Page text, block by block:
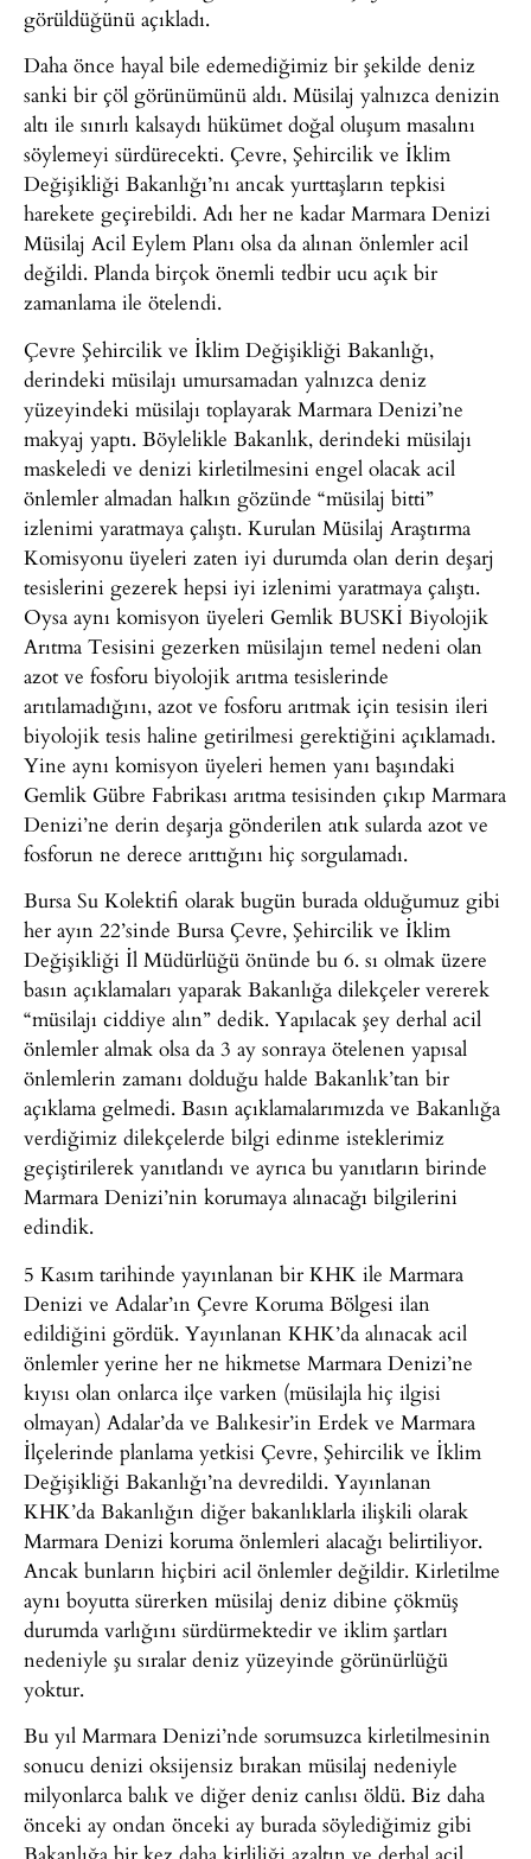
görüldüğünü açıkladı.
Daha önce hayal bile edemediğimiz bir şekilde deniz
sanki bir çöl görünümünü aldı. Müsilaj yalnızca denizin
altı ile sınırlı kalsaydı hükümet doğal oluşum masalını
söylemeyi sürdürecekti. Çevre, Şehircilik ve İklim
Değişikliği Bakanlığı’nı ancak yurttaşların tepkisi
harekete geçirebildi. Adı her ne kadar Marmara Denizi
Müsilaj Acil Eylem Planı olsa da alınan önlemler acil
değildi. Planda birçok önemli tedbir ucu açık bir
zamanlama ile ötelendi.
Çevre Şehircilik ve İklim Değişikliği Bakanlığı,
derindeki müsilajı umursamadan yalnızca deniz
yüzeyindeki müsilajı toplayarak Marmara Denizi’ne
makyaj yaptı. Böylelikle Bakanlık, derindeki müsilajı
maskeledi ve denizi kirletilmesini engel olacak acil
önlemler almadan halkın gözünde “müsilaj bitti”
izlenimi yaratmaya çalıştı. Kurulan Müsilaj Araştırma
Komisyonu üyeleri zaten iyi durumda olan derin deşarj
tesislerini gezerek hepsi iyi izlenimi yaratmaya çalıştı.
Oysa aynı komisyon üyeleri Gemlik BUSKİ Biyolojik
Arıtma Tesisini gezerken müsilajın temel nedeni olan
azot ve fosforu biyolojik arıtma tesislerinde
arıtılamadığını, azot ve fosforu arıtmak için tesisin ileri
biyolojik tesis haline getirilmesi gerektiğini açıklamadı.
Yine aynı komisyon üyeleri hemen yanı başındaki
Gemlik Gübre Fabrikası arıtma tesisinden çıkıp Marmara
Denizi’ne derin deşarja gönderilen atık sularda azot ve
fosforun ne derece arıttığını hiç sorgulamadı.
Bursa Su Kolektifi olarak bugün burada olduğumuz gibi
her ayın 22’sinde Bursa Çevre, Şehircilik ve İklim
Değişikliği İl Müdürlüğü önünde bu 6. sı olmak üzere
basın açıklamaları yaparak Bakanlığa dilekçeler vererek
“müsilajı ciddiye alın” dedik. Yapılacak şey derhal acil
önlemler almak olsa da 3 ay sonraya ötelenen yapısal
önlemlerin zamanı dolduğu halde Bakanlık’tan bir
açıklama gelmedi. Basın açıklamalarımızda ve Bakanlığa
verdiğimiz dilekçelerde bilgi edinme isteklerimiz
geçiştirilerek yanıtlandı ve ayrıca bu yanıtların birinde
Marmara Denizi’nin korumaya alınacağı bilgilerini
edindik.
5 Kasım tarihinde yayınlanan bir KHK ile Marmara
Denizi ve Adalar’ın Çevre Koruma Bölgesi ilan
edildiğini gördük. Yayınlanan KHK’da alınacak acil
önlemler yerine her ne hikmetse Marmara Denizi’ne
kıyısı olan onlarca ilçe varken (müsilajla hiç ilgisi
olmayan) Adalar’da ve Balıkesir’in Erdek ve Marmara
İlçelerinde planlama yetkisi Çevre, Şehircilik ve İklim
Değişikliği Bakanlığı’na devredildi. Yayınlanan
KHK’da Bakanlığın diğer bakanlıklarla ilişkili olarak
Marmara Denizi koruma önlemleri alacağı belirtiliyor.
Ancak bunların hiçbiri acil önlemler değildir. Kirletilme
aynı boyutta sürerken müsilaj deniz dibine çökmüş
durumda varlığını sürdürmektedir ve iklim şartları
nedeniyle şu sıralar deniz yüzeyinde görünürlüğü
yoktur.
Bu yıl Marmara Denizi’nde sorumsuzca kirletilmesinin
sonucu denizi oksijensiz bırakan müsilaj nedeniyle
milyonlarca balık ve diğer deniz canlısı öldü. Biz daha
önceki ay ondan önceki ay burada söylediğimiz gibi